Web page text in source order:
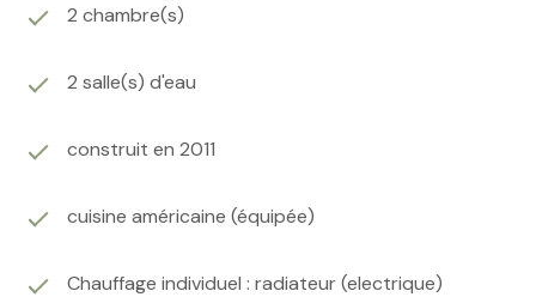
2 chambre(s)
2 salle(s) d'eau
construit en 2011
cuisine américaine (équipée)
Chauffage individuel : radiateur (electrique)